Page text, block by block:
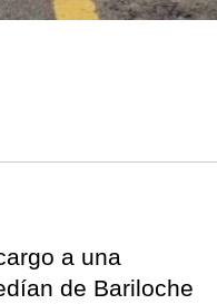
a una
de Bariloche